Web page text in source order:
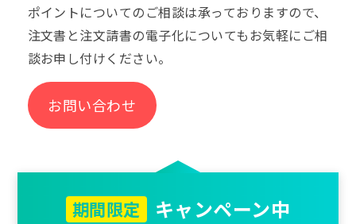
ポイントについてのご相談は承っておりますので、
注文書と注文請書の電子化についてもお気軽にご相
談お申し付けください。
お問い合わせ
期間限定 キャンペーン中